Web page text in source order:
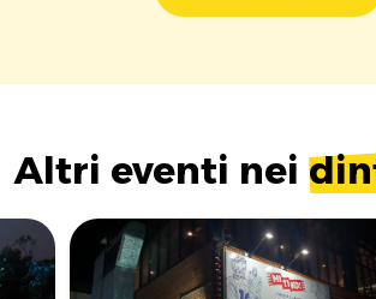
Altri eventi nei